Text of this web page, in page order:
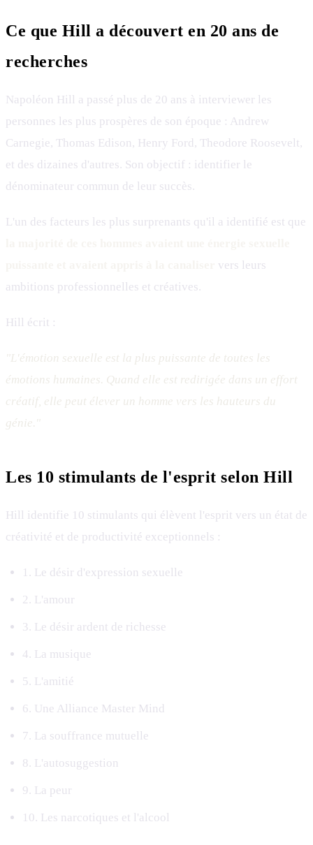
Ce que Hill a découvert en 20 ans de
recherches
Napoléon Hill a passé plus de 20 ans à interviewer les
personnes les plus prospères de son époque : Andrew
Carnegie, Thomas Edison, Henry Ford, Theodore Roosevelt,
et des dizaines d'autres. Son objectif : identifier le
dénominateur commun de leur succès.
L'un des facteurs les plus surprenants qu'il a identifié est que
vers leurs
ambitions professionnelles et créatives.
Hill écrit :
"L'émotion sexuelle est la plus puissante de toutes les
émotions humaines. Quand elle est redirigée dans un effort
créatif, elle peut élever un homme vers les hauteurs du
génie."
Les 10 stimulants de l'esprit selon Hill
Hill identifie 10 stimulants qui élèvent l'esprit vers un état de
créativité et de productivité exceptionnels :
1. Le désir d'expression sexuelle
2. L'amour
3. Le désir ardent de richesse
4. La musique
5. L'amitié
6. Une Alliance Master Mind
7. La souffrance mutuelle
8. L'autosuggestion
9. La peur
10. Les narcotiques et l'alcool